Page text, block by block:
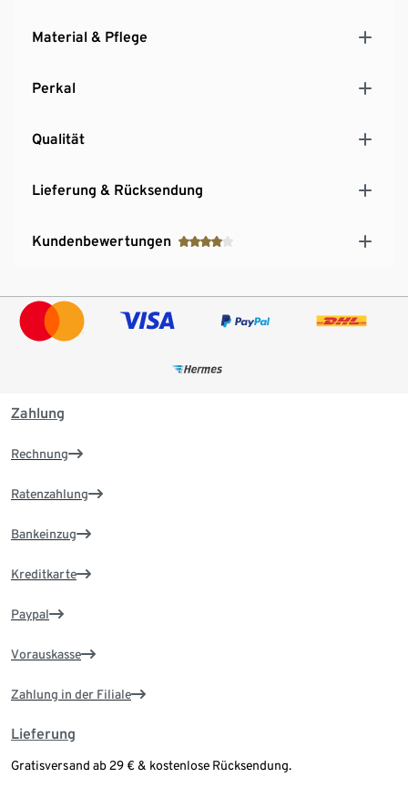
Material & Pflege
Perkal
Qualität
Lieferung & Rücksendung
Kundenbewertungen
Zahlung
Rechnung
Ratenzahlung
Bankeinzug
Kreditkarte
Paypal
Vorauskasse
Zahlung in der Filiale
Lieferung
Gratisversand ab 29 € & kostenlose Rücksendung.